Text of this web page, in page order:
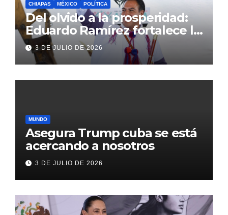
CHIAPAS MÉXICO POLÍTICA
Del olvido a la prosperidad:
Eduardo Ramírez fortalece la
transformación de Aldama
con inversión histórica
3 DE JULIO DE 2026
MUNDO
Asegura Trump cuba se está
acercando a nosotros
3 DE JULIO DE 2026